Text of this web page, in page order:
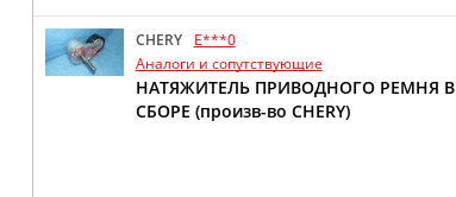
CHERY
E***0
Аналоги и сопутствующие
НАТЯЖИТЕЛЬ ПРИВОДНОГО РЕМНЯ В
СБОРЕ (произв-во CHERY)